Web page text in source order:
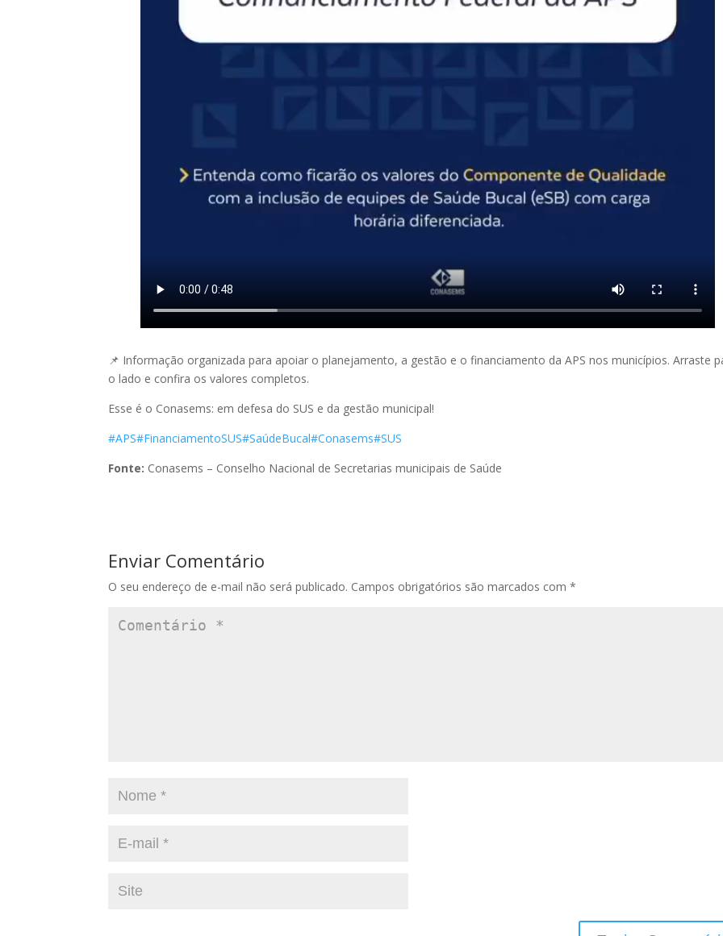
📌 Informação organizada para apoiar o planejamento, a gestão e o financiamento da APS nos municípios. Arraste
o lado e confira os valores completos.
Esse é o Conasems: em defesa do SUS e da gestão municipal!
#APS#FinanciamentoSUS#SaúdeBucal#Conasems#SUS
Fonte: Conasems – Conselho Nacional de Secretarias municipais de Saúde
Enviar Comentário
O seu endereço de e-mail não será publicado. Campos obrigatórios são marcados com*